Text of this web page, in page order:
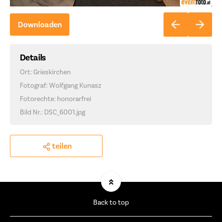
Downloaden
Details
Ort: Grieskirchen
Fotograf: Wolfgang Kunasz
Fotorechte: honorarfrei
Bild Nr.: DSC_6001.jpg
teilen
Back to top